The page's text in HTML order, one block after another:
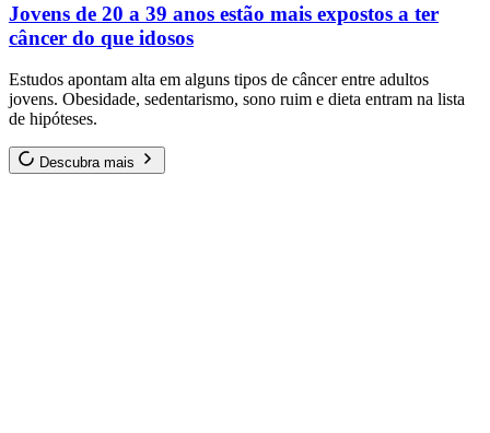
Jovens de 20 a 39 anos estão mais expostos a ter
câncer do que idosos
Estudos apontam alta em alguns tipos de câncer entre adultos
jovens. Obesidade, sedentarismo, sono ruim e dieta entram na lista
de hipóteses.
Descubra mais